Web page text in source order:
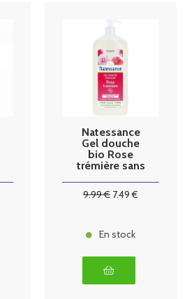
Natessance
Gel douche
bio Rose
trémière sans
9.99€ 7.49 €
En stock